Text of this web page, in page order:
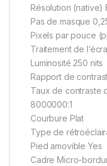
Résolution (native)
Pas de masque
Pixels par pouce
Traitement de
Luminosité 250 nits
Rapport de
Taux de contraste
8000000:1
Courbure Plat
Type de
Pied amovible Yes
Cadre Micro-